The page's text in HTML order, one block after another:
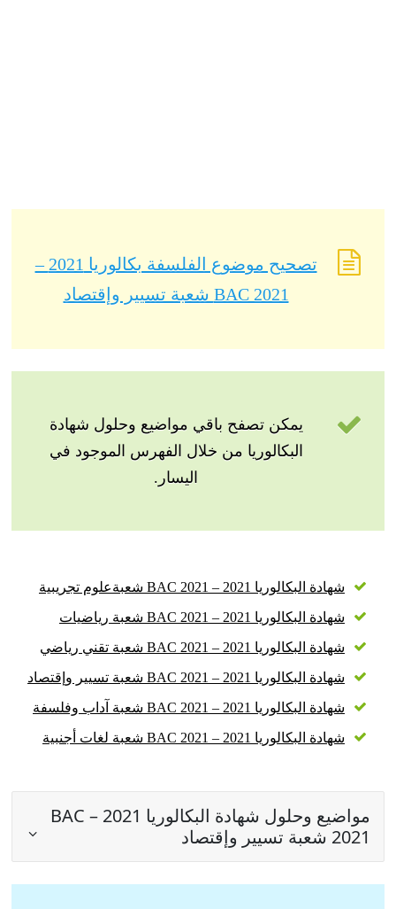
تصحيح موضوع الفلسفة بكالوريا 2021 –
BAC 2021 شعبة تسيير وإقتصاد
يمكن تصفح باقي مواضيع وحلول شهادة
البكالوريا من خلال الفهرس الموجود في
اليسار.
شهادة البكالوريا 2021 – BAC 2021 شعبةعلوم تجريبية
شهادة البكالوريا 2021 – BAC 2021 شعبة رياضيات
شهادة البكالوريا 2021 – BAC 2021 شعبة تقني رياضي
شهادة البكالوريا 2021 – BAC 2021 شعبة تسيير وإقتصاد
شهادة البكالوريا 2021 – BAC 2021 شعبة آداب وفلسفة
شهادة البكالوريا 2021 – BAC 2021 شعبة لغات أجنبية
مواضيع وحلول شهادة البكالوريا 2021 – BAC
2021 شعبة تسيير وإقتصاد